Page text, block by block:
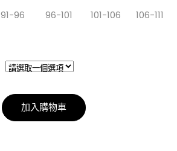
91-96 96-101 101-106 106-111
加入購物車